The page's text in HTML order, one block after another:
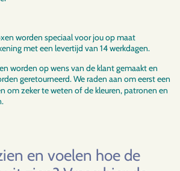
worden speciaal voor jou op maat
met een levertijd van 14 werkdagen.
worden op wens van de klant gemaakt en
geretourneerd. We raden aan om eerst een
om zeker te weten of de kleuren, patronen en
en voelen hoe de